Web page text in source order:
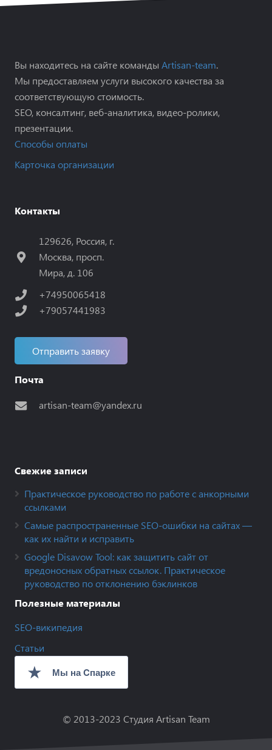
Вы находитесь на сайте команды Artisan-team.
Мы предоставляем услуги высокого качества за
соответствующую стоимость.
SEO, консалтинг, веб-аналитика, видео-ролики,
презентации.
Способы оплаты
Карточка организации
Контакты
129626, Россия, г.
Москва, просп.
Мира, д. 106
+74950065418
+79057441983
Отправить заявку
Почта
artisan-team@yandex.ru
Свежие записи
Практическое руководство по работе с анкорными
ссылками
Самые распространенные SEO-ошибки на сайтах —
как их найти и исправить
Google Disavow Tool: как защитить сайт от
вредоносных обратных ссылок. Практическое
руководство по отклонению бэклинков
Полезные материалы
SEO-википедия
Статьи
© 2013-2023 Студия Artisan Team